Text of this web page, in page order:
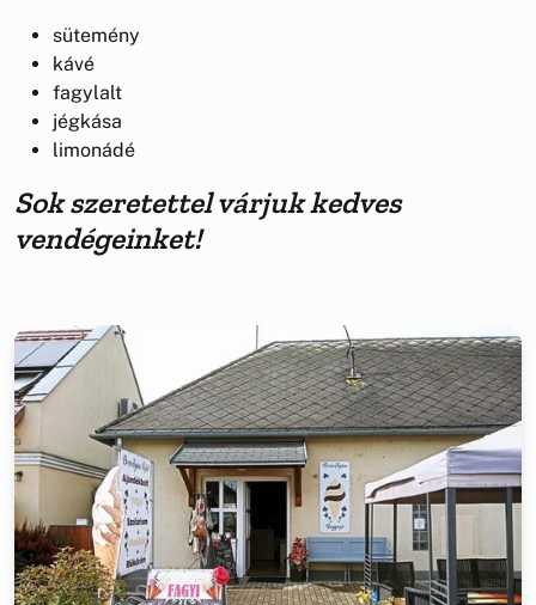
sütemény
kávé
fagylalt
jégkása
limonádé
Sok szeretettel várjuk kedves
vendégeinket!